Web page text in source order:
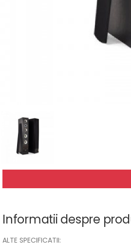
Informatii despre
ALTE SPECIFICATII: